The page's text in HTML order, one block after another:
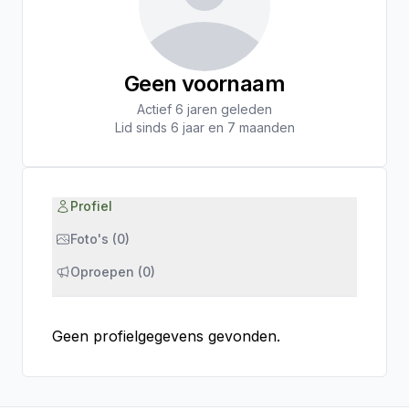
Geen voornaam
Actief 6 jaren geleden
Lid sinds 6 jaar en 7 maanden
Profiel
Foto's (0)
Oproepen (0)
Geen profielgegevens gevonden.